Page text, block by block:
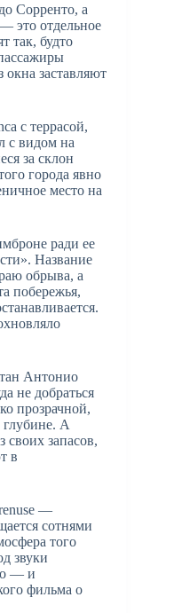
Сорренто, а
это отдельное
так, будто
заставляют
с террасой,
с видом на
за склон
города явно
место на
ради ее
Название
обрыва, а
побережья,
Антонио
не добраться
прозрачной,
глубине. А
своих запасов,
в
—
сотнями
того
звуки
— и
фильма о